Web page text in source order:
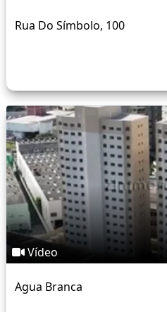
Rua Do Símbolo, 100
Vídeo
Agua Branca